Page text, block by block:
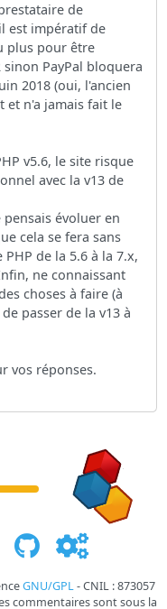
de
est impératif de
plus pour être
PayPal bloquera
2018 (oui, l'ancien
et n'a jamais fait le
v5.6, le site risque
avec la v13 de
évoluer en
cela se fera sans
de la 5.6 à la 7.x,
ne connaissant
choses à faire (à
passer de la v13 à
vos réponses.
GNU/GPL- CNIL : 873057
commentaires sont sous la